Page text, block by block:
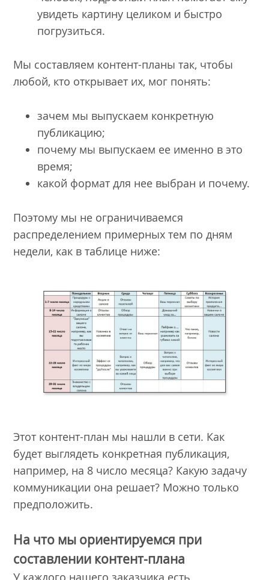
увидеть картину целиком и быстро
погрузиться.
Мы составляем контент-планы так, чтобы
любой, кто открывает их, мог понять:
зачем мы выпускаем конкретную
публикацию;
почему мы выпускаем ее именно в это
время;
какой формат для нее выбран и почему.
Поэтому мы не ограничиваемся
распределением примерных тем по дням
недели, как в таблице ниже:
Этот контент-план мы нашли в сети. Как
будет выглядеть конкретная публикация,
например, на 8 число месяца? Какую задачу
коммуникации она решает? Можно только
предположить.
На что мы ориентируемся при
составлении контент-плана
У каждого нашего заказчика есть